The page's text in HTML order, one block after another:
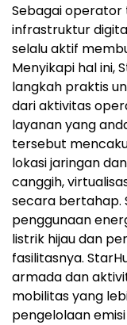
Sebagai operator
infrastruktur
selalu aktif
Menyikapi hal ini,
langkah praktis
dari aktivitas
layanan yang
tersebut
lokasi jaringan
canggih,
secara bertahap.
penggunaan
listrik hijau dan
fasilitasnya.
armada dan
mobilitas yang
pengelolaan